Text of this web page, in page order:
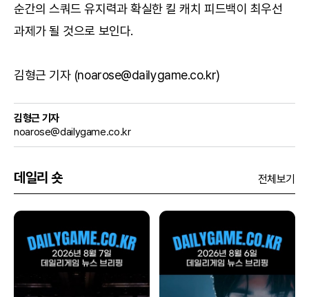
순간의 스쿼드 유지력과 확실한 킬 캐치 피드백이 최우선
과제가 될 것으로 보인다.
김형근 기자 (noarose@dailygame.co.kr)
김형근 기자
noarose@dailygame.co.kr
데일리 숏 전체보기